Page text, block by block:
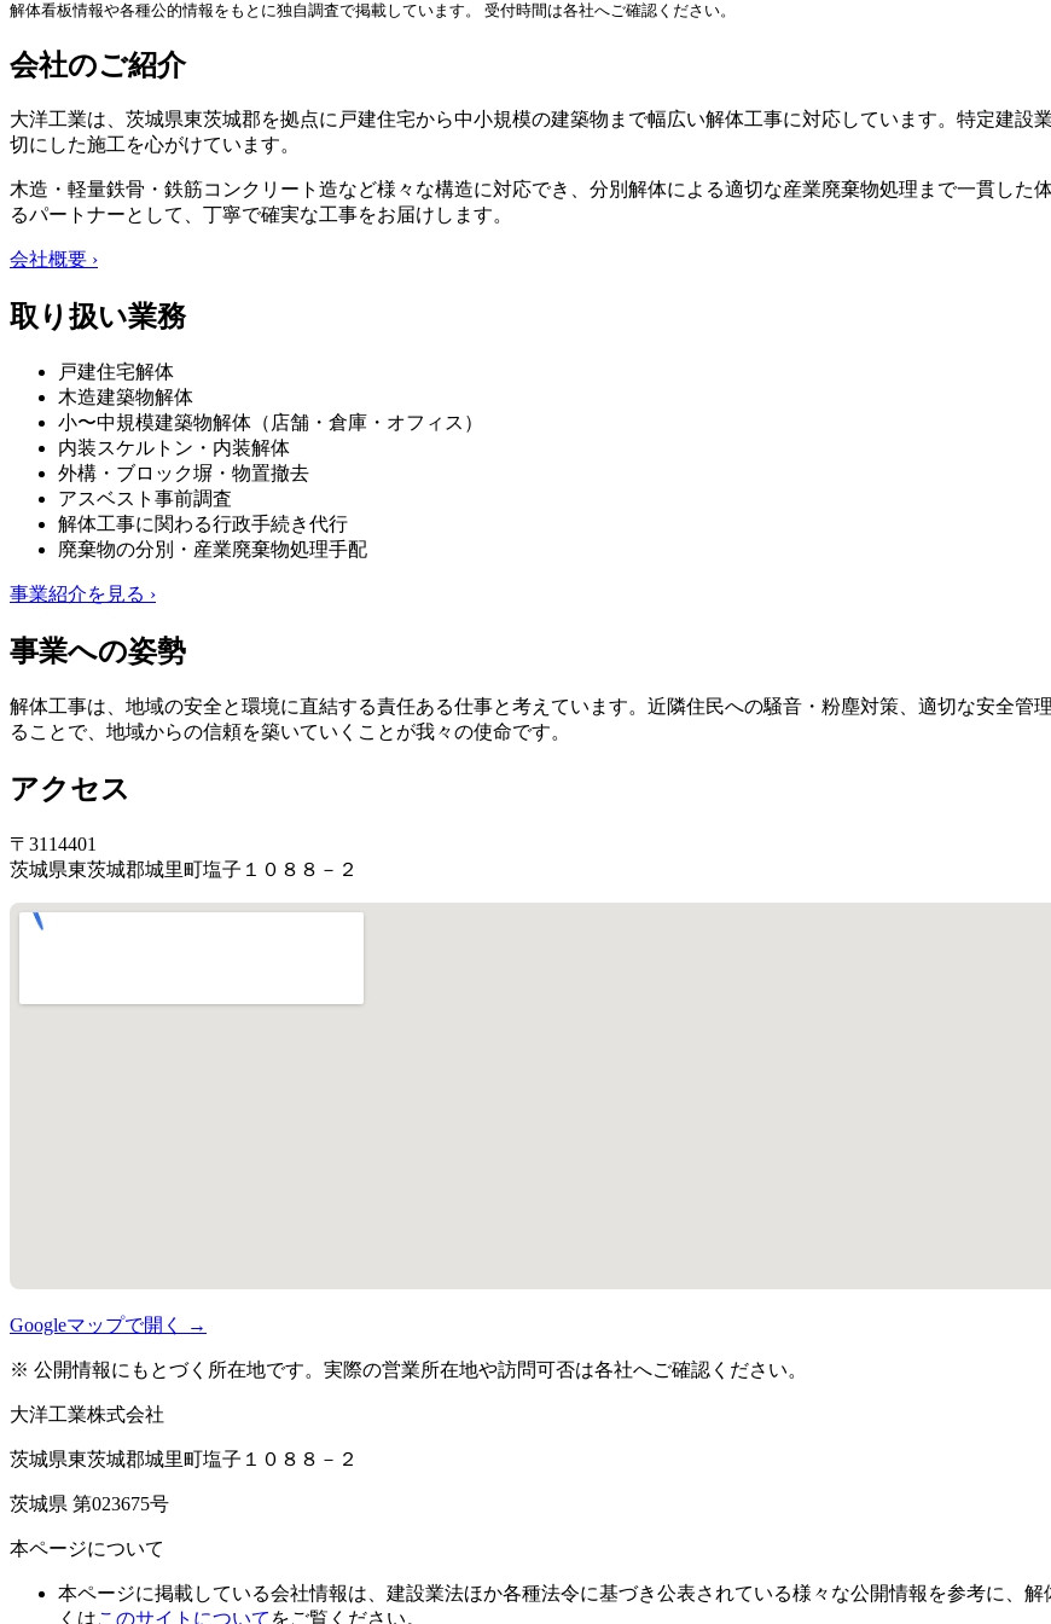
解体看板情報や各種公的情報をもとに独自調査で掲載しています。 受付時間は各社へご確認ください。
会社のご紹介
大洋工業は、茨城県東茨城郡を拠点に戸建住宅から中小規模の建築物まで幅広い解体工事に対応しています。特定建
切にした施工を心がけています。
木造・軽量鉄骨・鉄筋コンクリート造など様々な構造に対応でき、分別解体による適切な産業廃棄物処理まで一貫した
るパートナーとして、丁寧で確実な工事をお届けします。
会社概要 ›
取り扱い業務
戸建住宅解体
木造建築物解体
小〜中規模建築物解体（店舗・倉庫・オフィス）
内装スケルトン・内装解体
外構・ブロック塀・物置撤去
アスベスト事前調査
解体工事に関わる行政手続き代行
廃棄物の分別・産業廃棄物処理手配
事業紹介を見る ›
事業への姿勢
解体工事は、地域の安全と環境に直結する責任ある仕事と考えています。近隣住民への騒音・粉塵対策、適切な安全管
ることで、地域からの信頼を築いていくことが我々の使命です。
アクセス
〒3114401
茨城県東茨城郡城里町塩子１０８８－２
Googleマップで開く →
※ 公開情報にもとづく所在地です。実際の営業所在地や訪問可否は各社へご確認ください。
大洋工業株式会社
茨城県東茨城郡城里町塩子１０８８－２
茨城県 第023675号
本ページについて
本ページに掲載している会社情報は、建設業法ほか各種法令に基づき公表されている様々な公開情報を参考に、解
くはこのサイトについて をご覧ください。